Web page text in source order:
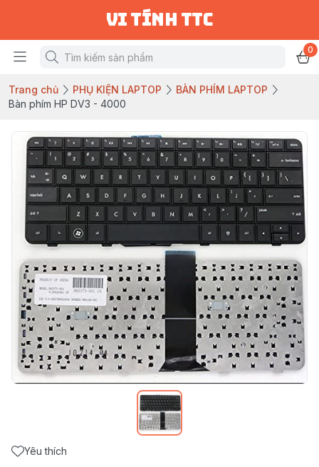
vi tính ttc
0
Trang chủ PHỤ KIỆN LAPTOP
BÀN PHÍM LAPTOP
Bàn phím HP DV3 - 4000
Yêu thích